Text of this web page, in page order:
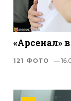
«Арсенал»
121 ФОТО —